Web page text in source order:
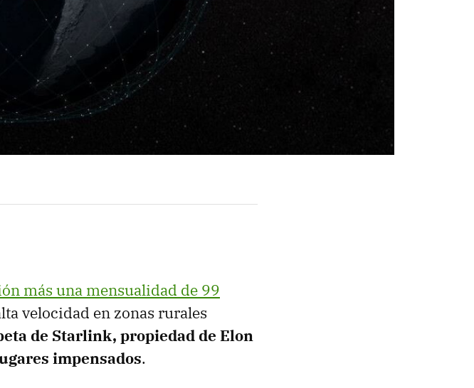
más una mensualidad de 99
velocidad en zonas rurales
de Starlink, propiedad de Elon
impensados.